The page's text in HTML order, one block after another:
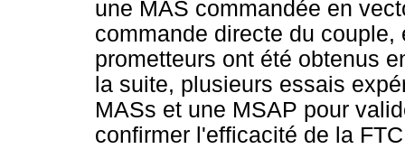
une MAS commandée en
commande directe du
prometteurs ont été obtenus
la suite, plusieurs essais
MASs et une MSAP pour
confirmer l'efficacité de la